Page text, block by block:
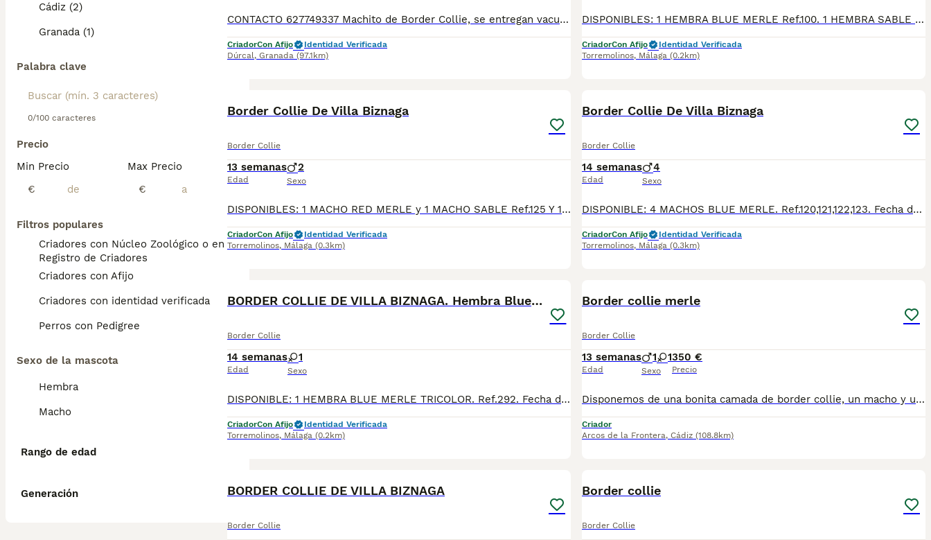
Cádiz (2)
Granada (1)
Palabra clave
0/100 caracteres
Precio
Min Precio
€
Max Precio
€
Filtros populares
Criadores con Núcleo Zoológico o en el
Registro de Criadores
Criadores con Afijo
Criadores con identidad verificada
Perros con Pedigree
Sexo de la mascota
Hembra
Macho
Rango de edad
Generación
CONTACTO 627749337 Machito de Border Collie, se entregan vacunados, desparasitados con su cartilla veterinaria. Criador profesional con afijo de la RSCE y FCI Centro de cria autorizado con núcleo zoológico Registro de criador autorizado
CriadorCon Afijo
Identidad Verificada
Dúrcal, Granada (97.1km)
DISPONIBLES: 1 HEMBRA BLUE MERLE Ref.100. 1 HEMBRA SABLE Ref.101. 1 MACHO BLUE MERLE Ref.102. 1 MACHO BLANCO Y NEGRO Ref.103. *Fecha de nacimiento 25/04/2026. Todos nuestros cachorros se entregan con su Cartilla Sanitaria, 3 vacunas, 3 desparasitaciones y la hoja para la inscripción en el LOE para solicitar el pedigree (opcional). Con 5 días de Garantía Vírica y 5 meses de Garantía Genética. Nuestra web: www.villabiznaga.com. Instagram: villabiznaga_bordercollie. Facebook: Villa Biznaga. Para solicitar más información, videos o fotos de algún cachorro o camada en concreto a través de wasap al 606 816 817.
CriadorCon Afijo
Identidad Verificada
Torremolinos, Málaga (0.2km)
Border Collie De Villa Biznaga
Border Collie
13 semanas
Edad
2
Sexo
DISPONIBLES: 1 MACHO RED MERLE y 1 MACHO SABLE Ref.125 Y 126. *Fecha de nacimiento 07/05/2026. Todos nuestros cachorros se entregan con su Cartilla Sanitaria, 3 vacunas, 3 desparasitaciones y la hoja para la inscripción en el LOE para solicitar el pedigree (opcional). Con 5 días de Garantía Vírica y 5 meses de Garantía Genética. Nuestra web: www.villabiznaga.com. Instagram: villabiznaga_bordercollie. Facebook: Villa Biznaga. Para solicitar más información, videos o fotos de algún cachorro o camada en concreto a través de wasap al 606 816 817.
CriadorCon Afijo
Identidad Verificada
Torremolinos, Málaga (0.3km)
Border Collie De Villa Biznaga
Border Collie
14 semanas
Edad
4
Sexo
DISPONIBLE: 4 MACHOS BLUE MERLE. Ref.120,121,122,123. Fecha de nacimiento 28/04/2026. BORDER COLLIE DE VILLA BIZNAGA. Todos nuestros cachorros se entregan con su Cartilla Sanitaria, 3 vacunas, 3 desparasitaciones y la hoja para la inscripción en el LOE para solicitar el pedigree (opcional). Con 5 días de Garantía Vírica y 5 meses de Garantía Genética. Nuestra web: www.villabiznaga.com. Instagram: villabiznaga_bordercollie. Facebook: Villa Biznaga. Para solicitar más información, videos o fotos de algún cachorro o camada en concreto a través de wasap al 606 816 817.
CriadorCon Afijo
Identidad Verificada
Torremolinos, Málaga (0.3km)
BORDER COLLIE DE VILLA BIZNAGA. Hembra Blue Merle
Border Collie
14 semanas
Edad
1
Sexo
DISPONIBLE: 1 HEMBRA BLUE MERLE TRICOLOR. Ref.292. Fecha de nacimiento 30/03/2026. BORDER COLLIE DE VILLA BIZNAGA. Todos nuestros cachorros se entregan con su Cartilla Sanitaria, 3 vacunas, 3 desparasitaciones y la hoja para la inscripción en el LOE para solicitar el pedigree (opcional). Con 5 días de Garantía Vírica y 5 meses de Garantía Genética. Nuestra web: www.villabiznaga.com. Instagram: villabiznaga_bordercollie. Facebook: Villa Biznaga. Para solicitar más información, videos o fotos de algún cachorro o camada en concreto a través de wasap al 606 816 817.
CriadorCon Afijo
Identidad Verificada
Torremolinos, Málaga (0.2km)
Border collie merle
Border Collie
13 semanas
Edad
1 1
Sexo
350 €
Precio
Disponemos de una bonita camada de border collie, un macho y una hembra disponibles. Colores blue merle y tricolor. Se entregan vacunados y desparacitados acorde a su edad . Enviamos a toda España . Podemos mandarte fotos y vídeos detallados de cada uno, para más información a través de WhatsApp, atendertemos a la mayor brevedad posible.
Criador
Arcos de la Frontera, Cádiz (108.8km)
BORDER COLLIE DE VILLA BIZNAGA
Border Collie
Border collie
Border Collie